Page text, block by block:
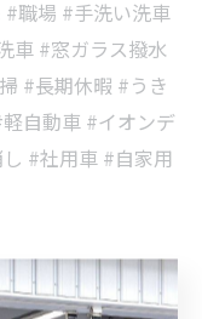
職場 #手洗い洗車
車 #窓ガラス撥水
#長期休暇 #うき
自動車 #イオンデ
#社用車 #自家用